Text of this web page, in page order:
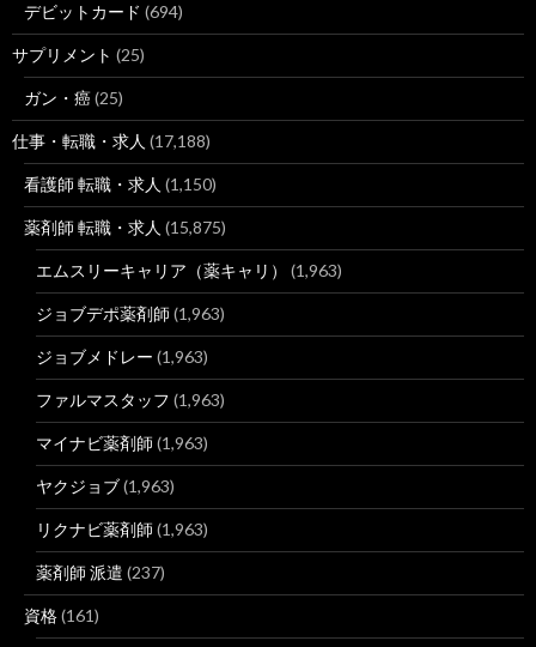
【タウンワーク】准看護師 学歴のアルバイト・バイト求人情報
8 https://weban.jp/keyword/学歴不問 看護師/
【毎日更新】学歴不問 看護師のアルバイト・求人情報｜バイ
デビットカード (694)
サプリメント (25)
ガン・癌(25)
仕事・転職・求人 (17,188)
看護師 転職・求人 (1,150)
薬剤師 転職・求人 (15,875)
エムスリーキャリア（薬キャリ） (1,963)
ジョブデポ薬剤師 (1,963)
ジョブメドレー (1,963)
ファルマスタッフ (1,963)
マイナビ薬剤師 (1,963)
ヤクジョブ(1,963)
リクナビ薬剤師 (1,963)
薬剤師 派遣 (237)
資格(161)